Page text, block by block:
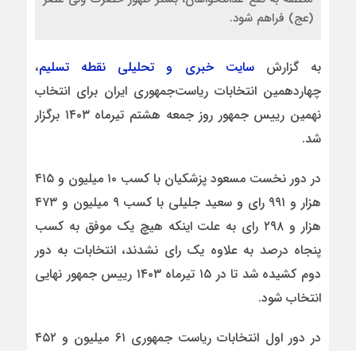
(عج) فراهم شود.
به گزارشسایت خبری و تحلیلی نقطه تسلیم،
چهاردهمین انتخابات ریاست‌جمهوری ایران برای انتخاب
نهمین رییس‌ جمهور روز جمعه هشتم تیرماه ۱۴۰۳ برگزار
شد.
در دور نخست مسعود پزشکیان با کسب ۱۰ میلیون و ۴۱۵
هزار و ۹۹۱ رای و سعید جلیلی با کسب ۹ میلیون و ۴۷۳
هزار و ۲۹۸ رای به علت اینکه هیچ یک موفق به کسب
پنجاه درصد به علاوه یک رای نشدند، انتخابات به دور
دوم کشیده شد تا در ۱۵ تیرماه ۱۴۰۳ رییس جمهور نهایی
انتخاب شود.
در دور اول انتخابات ریاست جمهوری ۶۱ میلیون و ۴۵۲